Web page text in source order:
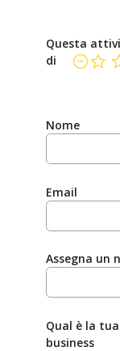
Questa
di
Nome
Email
Assegna un
Qual è la
business